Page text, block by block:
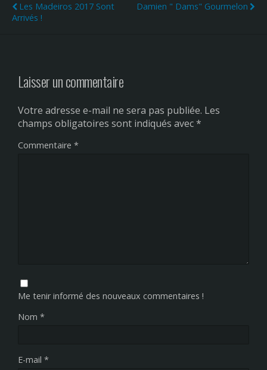
Les Madeiros 2017 Sont
Arrivés !
Damien " Dams" Gourmelon
Laisser un commentaire
Votre adresse e-mail ne sera pas publiée. Les
champs obligatoires sont indiqués avec*
Commentaire *
Me tenir informé des nouveaux commentaires !
Nom *
E-mail *